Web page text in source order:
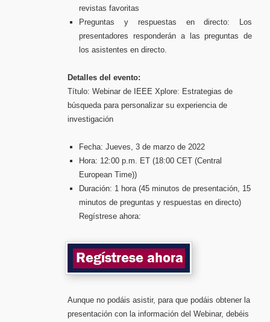
revistas favoritas
Preguntas y respuestas en directo: Los
presentadores responderán a las preguntas de
los asistentes en directo.
Detalles del evento:
Título: Webinar de IEEE Xplore: Estrategias de
búsqueda para personalizar su experiencia de
investigación
Fecha: Jueves, 3 de marzo de 2022
Hora: 12:00 p.m. ET (18:00 CET (Central
European Time))
Duración: 1 hora (45 minutos de presentación, 15
minutos de preguntas y respuestas en directo)
Regístrese ahora:
Aunque no podáis asistir, para que podáis obtener la
presentación con la información del Webinar, debéis